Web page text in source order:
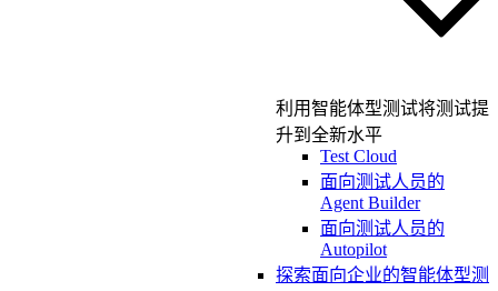
利用智能体型测试将测试提
升到全新水平
Test Cloud
面向测试人员的
Agent Builder
面向测试人员的
Autopilot
探索面向企业的智能体型测